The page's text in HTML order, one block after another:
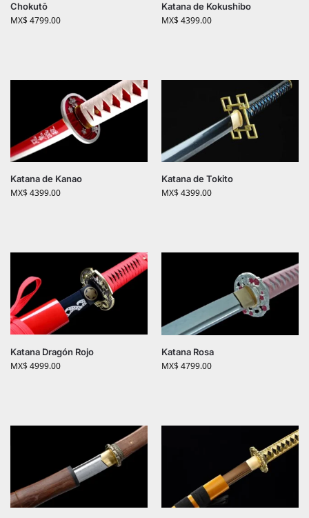
Chokutō
MX$4799.00
Katana de Kokushibo
MX$4399.00
Katana de Kanao
MX$4399.00
Katana de Tokito
MX$4399.00
Katana Dragón Rojo
MX$4999.00
Katana Rosa
MX$4799.00